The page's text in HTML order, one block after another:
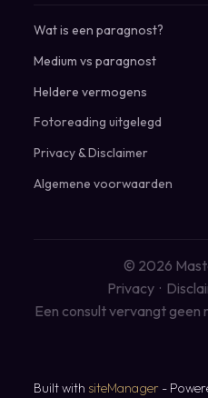
Wat is een paragnost?
Medium vs paragnost
Heldere vermogens
Fotoreading uitgelegd
Privacy&Disclaimer
Algemene voorwaarden
© 2026
Privacy·
Een consult vervangt geen
Built with siteManager -